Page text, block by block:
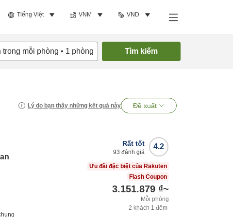
Tiếng Việt VNM VND
trong mỗi phòng • 1 phòng Tìm kiếm
Lý do bạn thấy những kết quả này Đề xuất
4.2
Rất tốt
93 đánh giá
Ưu đãi đặc biệt của Rakuten
Flash Coupon
3.151.879 ₫~
Mỗi phòng
2 khách 1 đêm